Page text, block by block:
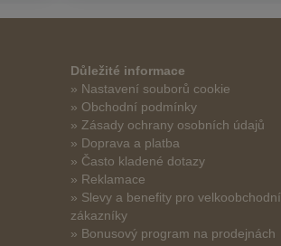
Důležité informace
» Nastavení souborů cookie
» Obchodní podmínky
» Zásady ochrany osobních údajů
» Doprava a platba
» Často kladené dotazy
» Reklamace
» Slevy a benefity pro velkoobchodní
zákazníky
» Bonusový program na prodejnách